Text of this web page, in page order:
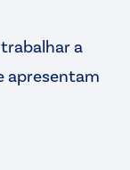
a
apresentam